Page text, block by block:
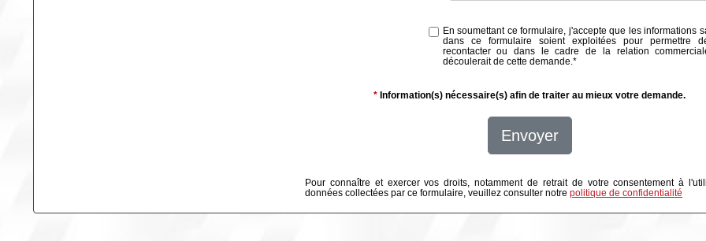
En soumettant ce formulaire, j'accepte que les informations
dans ce formulaire soient exploitées pour permettre
recontacter ou dans le cadre de la relation
découlerait de cette demande.*
* Information(s) nécessaire(s) afin de traiter au mieux votre demande.
Envoyer
Pour connaître et exercer vos droits, notamment de retrait de votre consentement à
données collectées par ce formulaire, veuillez consulter notre politique de confidentialité